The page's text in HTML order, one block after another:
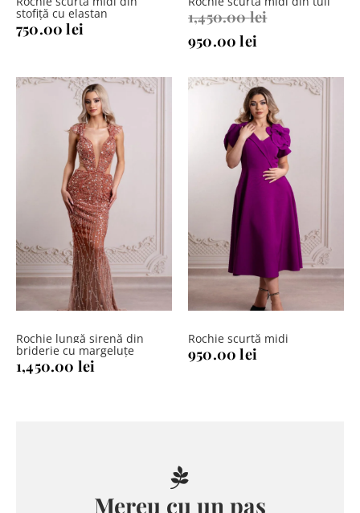
stofiță cu elastan
750.00lei
1,450.00lei
fost:
1,450.00 lei.
950.00lei
este:
950.00 lei.
Rochie lungă sirenă din
briderie cu margeluțe
1,450.00 lei
Rochie scurtă midi
950.00lei
Mereu cu un pas